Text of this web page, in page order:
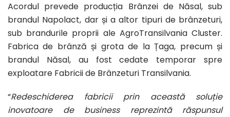
Acordul prevede producția Brânzei de Năsal, sub
brandul Napolact, dar și a altor tipuri de brânzeturi,
sub brandurile proprii ale AgroTransilvania Cluster.
Fabrica de brânză și grota de la Țaga, precum și
brandul Năsal, au fost cedate temporar spre
exploatare Fabricii de Brânzeturi Transilvania.
“Redeschiderea fabricii prin această soluție
inovatoare de business reprezintă răspunsul